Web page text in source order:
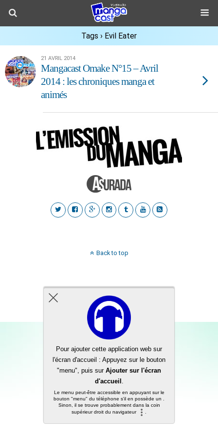
Tags › Evil Eater
21 AVRIL 2014
Mangacast Omake N°15 – Avril
2014 : les chroniques manga et
animés
Back to top